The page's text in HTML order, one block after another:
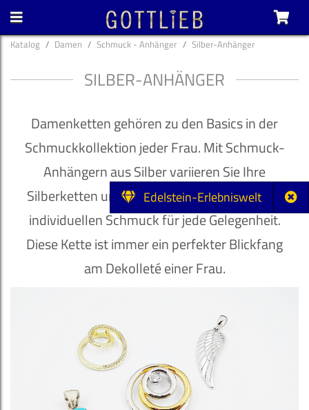
Edelstein-Erlebniswelt
Katalog Damen Schmuck - Anhänger Silber-Anhänger
SILBER-ANHÄNGER
Damenketten gehören zu den Basics in der
Schmuckkollektion jeder Frau. Mit Schmuck-
Anhängern aus Silber variieren Sie Ihre
Silberketten und erhalten so den passenden
individuellen Schmuck für jede Gelegenheit.
Diese Kette ist immer ein perfekter Blickfang
am Dekolleté einer Frau.